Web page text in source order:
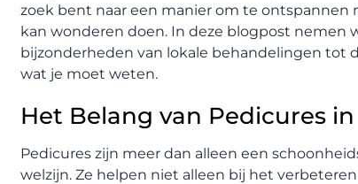
zoek bent naar een manier om te ontspannen
kan wonderen doen. In deze blogpost nemen
bijzonderheden van lokale behandelingen tot
wat je moet weten.
Het Belang van Pedicures
Pedicures zijn meer dan alleen een
welzijn. Ze helpen niet alleen bij het